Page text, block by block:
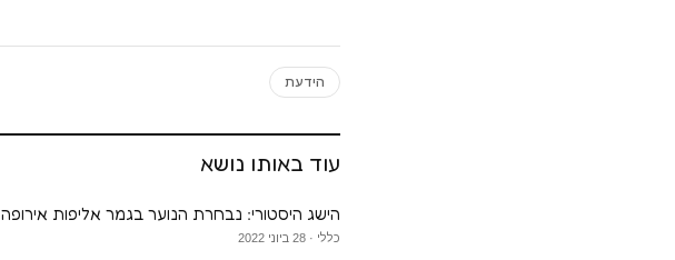
הידעת
עוד באותו נושא
הישג היסטורי: נבחרת הנוער בגמר אליפות אירופה
כללי · 28 ביוני 2022